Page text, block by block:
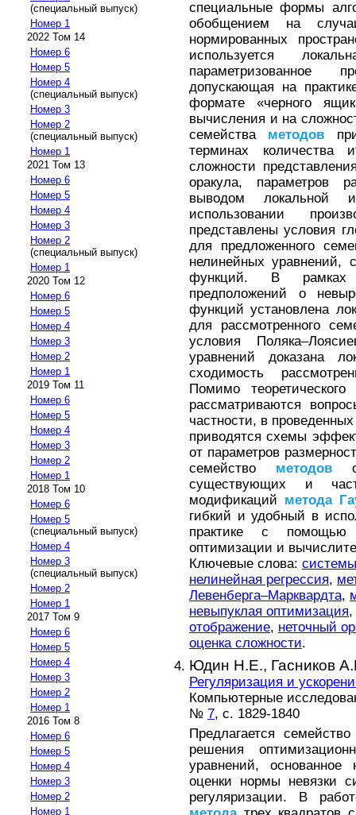
(специальный выпуск)
Номер 1
2022 Том 14
Номер 6
Номер 5
Номер 4
(специальный выпуск)
Номер 3
Номер 2
(специальный выпуск)
Номер 1
2021 Том 13
Номер 6
Номер 5
Номер 4
Номер 3
Номер 2
(специальный выпуск)
Номер 1
2020 Том 12
Номер 6
Номер 5
Номер 4
Номер 3
Номер 2
Номер 1
2019 Том 11
Номер 6
Номер 5
Номер 4
Номер 3
Номер 2
Номер 1
2018 Том 10
Номер 6
Номер 5
(специальный выпуск)
Номер 4
Номер 3
(специальный выпуск)
Номер 2
Номер 1
2017 Том 9
Номер 6
Номер 5
Номер 4
Номер 3
Номер 2
Номер 1
2016 Том 8
Номер 6
Номер 5
Номер 4
Номер 3
Номер 2
Номер 1
специальные формы
обобщением на
нормированных
используется
параметризованное
допускающая на
формате «черного
вычисления и на
семейства методов
терминах количества
сложности
оракула, параметров
выводом локальной
использовании
представлены условия
для предложенного
нелинейных уравнений,
функций. В рамках
предположений о
функций установлена
для рассмотренного
условия
уравнений доказана
сходимость
Помимо
рассматриваются
частности, в
приводятся схемы
от параметров
семейство методов
существующих и
модификаций метода
гибкий и удобный в
практике с помощью
оптимизации и
Ключевые слова:
нелинейная регрессия,
Левенберга–Марквардта,
невыпуклая оптимизация,
отображение, неточный
оценка сложности.
Юдин Н.Е., Гасников
Регуляризация и
Компьютерные
№ 7, с. 1829-1840
Предлагается
решения
уравнений, основанное
оценки нормы невязки
регуляризации. В